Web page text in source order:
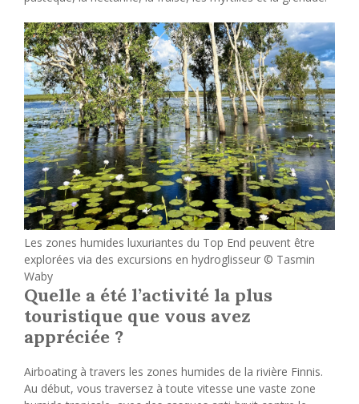
Les zones humides luxuriantes du Top End peuvent être
explorées via des excursions en hydroglisseur © Tasmin
Waby
Quelle a été l’activité la plus
touristique que vous avez
appréciée ?
Airboating à travers les zones humides de la rivière Finnis.
Au début, vous traversez à toute vitesse une vaste zone